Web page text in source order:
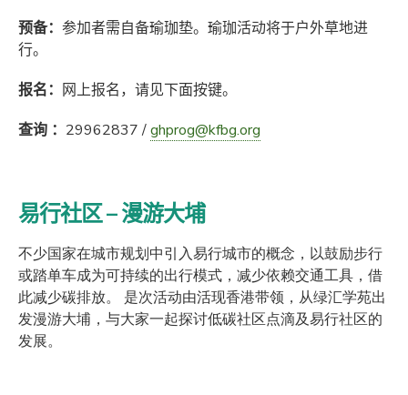
预备： 参加者需自备瑜珈垫。瑜珈活动将于户外草地进
行。
报名： 网上报名，请见下面按键。
查询 ： 29962837 /ghprog@kfbg.org
易行社区 – 漫游大埔
不少国家在城市规划中引入易行城市的概念，以鼓励步行
或踏单车成为可持续的出行模式，减少依赖交通工具，借
此减少碳排放。 是次活动由活现香港带领，从绿汇学苑出
发漫游大埔，与大家一起探讨低碳社区点滴及易行社区的
发展。